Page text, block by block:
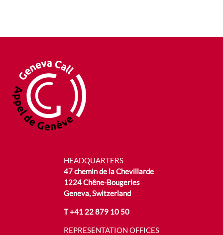
HEADQUARTERS
47 chemin de la Chevillarde
1224 Chêne-Bougeries
Geneva, Switzerland
T+41 22 879 10 50
REPRESENTATION OFFICES